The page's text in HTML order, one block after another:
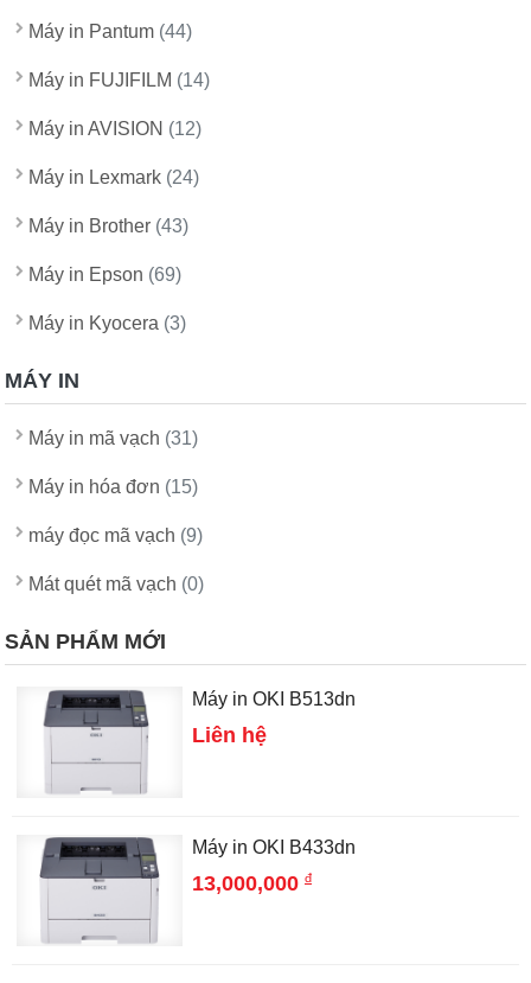
Máy in Pantum (44)
Máy in FUJIFILM (14)
Máy in AVISION (12)
Máy in Lexmark (24)
Máy in Brother (43)
Máy in Epson (69)
Máy in Kyocera (3)
MÁY IN
Máy in mã vạch (31)
Máy in hóa đơn (15)
máy đọc mã vạch (9)
Mát quét mã vạch (0)
SẢN PHẨM MỚI
Máy in OKI B513dn
Liên hệ
Máy in OKI B433dn
13,000,000 đ